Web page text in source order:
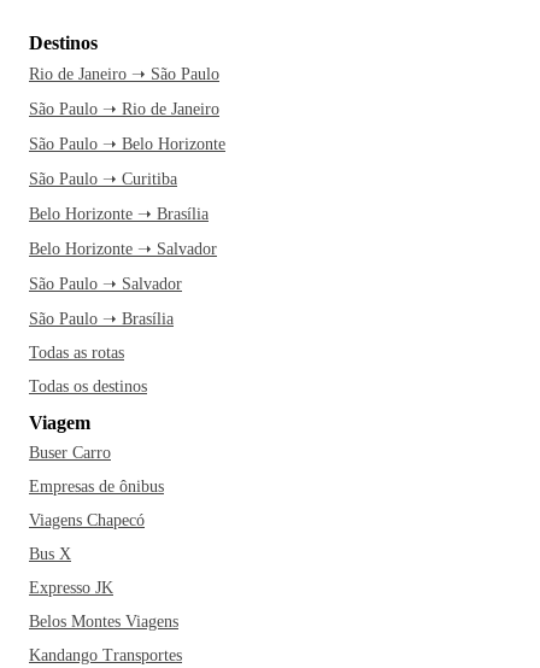
Destinos
Rio de Janeiro ➝ São Paulo
São Paulo ➝ Rio de Janeiro
São Paulo ➝ Belo Horizonte
São Paulo ➝ Curitiba
Belo Horizonte ➝ Brasília
Belo Horizonte ➝ Salvador
São Paulo ➝ Salvador
São Paulo ➝ Brasília
Todas as rotas
Todas os destinos
Viagem
Buser Carro
Empresas de ônibus
Viagens Chapecó
Bus X
Expresso JK
Belos Montes Viagens
Kandango Transportes